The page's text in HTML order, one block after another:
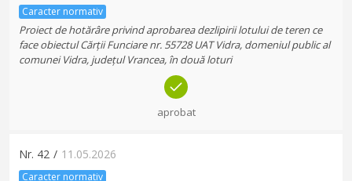
Caracter normativ
Proiect de hotărâre privind aprobarea dezlipirii lotului de teren ce
face obiectul Cărții Funciare nr. 55728 UAT Vidra, domeniul public al
comunei Vidra, județul Vrancea, în două loturi
aprobat
Nr. 42 / 11.05.2026
Caracter normativ